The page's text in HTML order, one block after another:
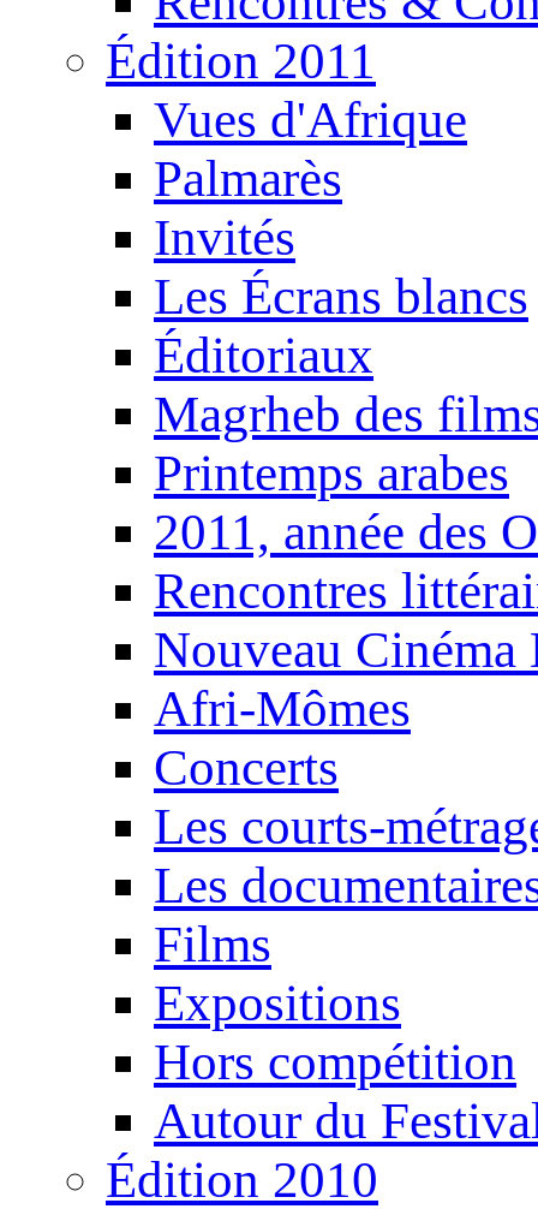
Édition 2011
Vues d'Afrique
Palmarès
Invités
Les Écrans blancs
Éditoriaux
Magrheb des
Printemps arabes
2011, année des
Rencontres
Nouveau Cinéma
Afri-Mômes
Concerts
Les courts-
Les
Films
Expositions
Hors compétition
Autour du
Édition 2010